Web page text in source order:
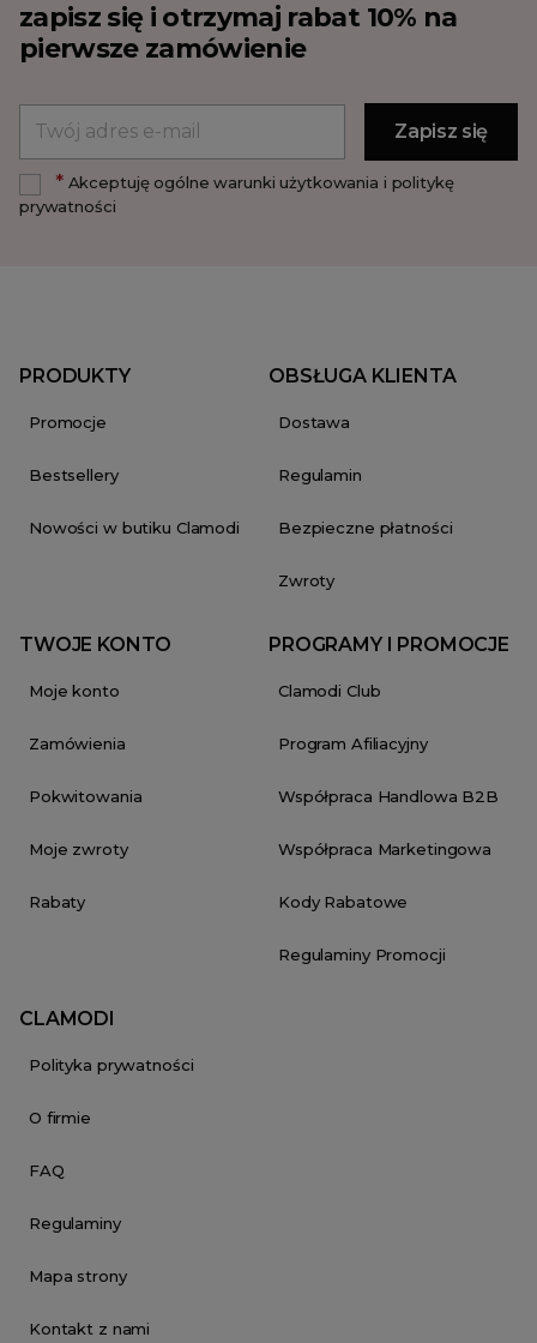
zapisz się i otrzymaj rabat 10% na
pierwsze zamówienie
*Akceptuję ogólne warunki użytkowania i politykę
prywatności
PRODUKTY
Promocje
Bestsellery
Nowości w butiku Clamodi
OBSŁUGA KLIENTA
Dostawa
Regulamin
Bezpieczne płatności
Zwroty
TWOJE KONTO
Moje konto
Zamówienia
Pokwitowania
Moje zwroty
Rabaty
PROGRAMY I PROMOCJE
Clamodi Club
Program Afiliacyjny
Współpraca Handlowa B2B
Współpraca Marketingowa
Kody Rabatowe
Regulaminy Promocji
CLAMODI
Polityka prywatności
O firmie
FAQ
Regulaminy
Mapa strony
Kontakt z nami